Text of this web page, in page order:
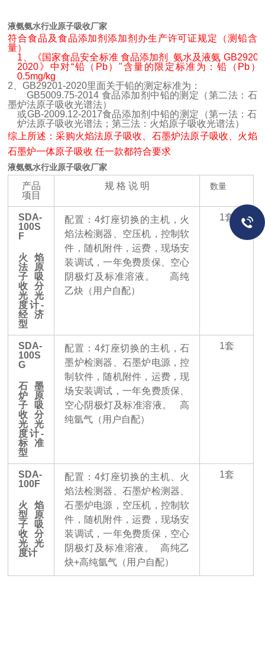
液氨氨水行业原子吸收厂家
符合食品及食品添加剂添加剂办生产许可证规定（测铅含
量）
1 、《国家食品安全标准 食品添加剂 氨水及液氨
2020》中对“铅（ Pb）"含量的限定标准为：铅（ Pb ）
0.5mg/kg
2 、GB29201-2020里面关于铅的测定标准为：
GB5009.75-2014 食品添加剂中铅的测定（第二法：石
墨炉法原子吸收光谱法）
或GB-2009.12-2017食品添加剂中铅的测定（第一法：石
炉法原子吸收光谱法；第三法：火焰原子吸收光谱法）
综上所述：采购火焰法原子吸收、石墨炉法原子吸收、火焰
石墨炉一体原子吸收 任一款都符合要求
液氨氨水行业原子吸收厂家
产品
项目
规 格 说 明 数量
SDA-
100S
F
火焰
法原
子吸
收分
光光
度计-
经济
型
配置： 4灯座切换的主机，火
焰法检测器、空压机，控制软
件，随机附件，运费，现场安
装调试，一年免费质保、空心
阴极灯及标准溶液。
高纯
乙炔（用户自配）
1套
SDA-
100S
G
石墨
炉原
子吸
收分
光光
度计-
标准
型
配置： 4灯座切换的主机，石
墨炉检测器、石墨炉电源，控
制软件，随机附件，运费，现
场安装调试，一年免费质保、
空心阴极灯及标准溶液。
高
纯氩气（用户自配）
1套
SDA-
100F
火焰
型原
子吸
收分
光光
度计
配置： 4灯座切换的主机、火
焰法检测器、石墨炉检测器、
石墨炉电源，空压机，控制软
件，随机附件，运费，现场安
装调试，一年免费质保，空心
阴极灯及标准溶液。
高纯乙
炔+高纯氩气（用户自配）
1套